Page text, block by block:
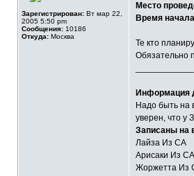
Зарегистрирован: Вт мар 22,
2005 5:50 pm
Сообщения: 10186
Откуда: Москва
Место
Время
Те кто
Обязательно
Информация
Надо быть на
уверен, что у
Записаны на
Лайза Из СА
Арисаки Из СА
Жоржетта Из